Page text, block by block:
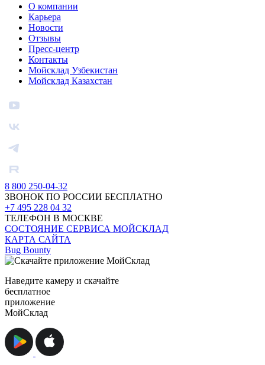
О компании
Карьера
Новости
Отзывы
Пресс-центр
Контакты
Мойсклад Узбекистан
Мойсклад Казахстан
8 800 250-04-32
ЗВОНОК ПО РОССИИ БЕСПЛАТНО
+7 495 228 04 32
ТЕЛЕФОН В МОСКВЕ
СОСТОЯНИЕ СЕРВИСА МОЙСКЛАД
КАРТА САЙТА
Bug Bounty
Наведите камеру и скачайте
бесплатное
приложение
МойСклад